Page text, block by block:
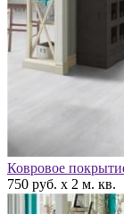
Ковровое
750 руб. x 2 м. кв.